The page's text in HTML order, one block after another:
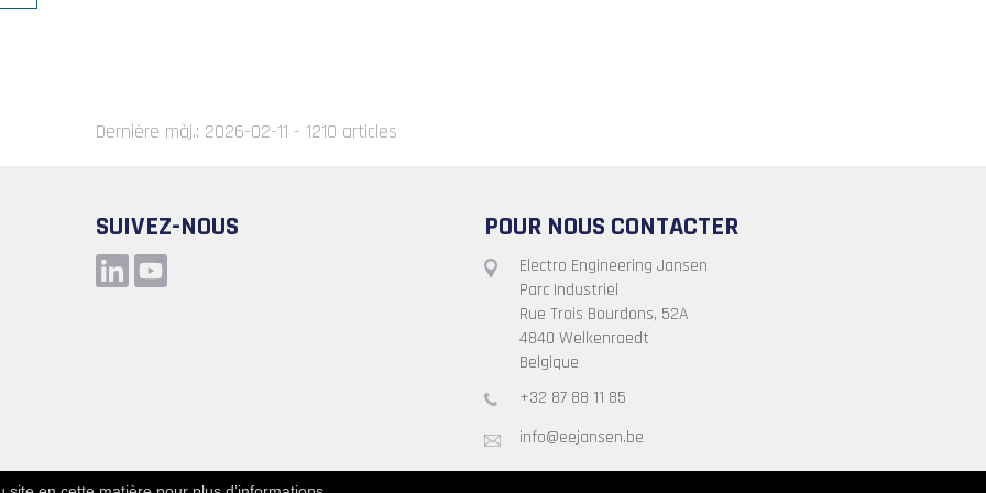
Dernière màj.: 2026-02-11 - 1210 articles
SUIVEZ-NOUS POUR NOUS CONTACTER
Electro Engineering Jansen
Parc Industriel
Rue Trois Bourdons, 52A
4840 Welkenraedt
Belgique
+32 87 88 11 85
info@eejansen.be